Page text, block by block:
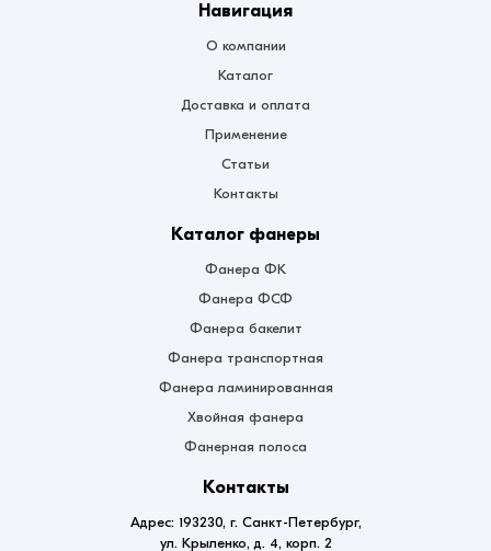
Навигация
О компании
Каталог
Доставка и оплата
Применение
Статьи
Контакты
Каталог фанеры
Фанера ФК
Фанера ФСФ
Фанера бакелит
Фанера транспортная
Фанера ламинированная
Хвойная фанера
Фанерная полоса
Контакты
Адрес: 193230, г. Санкт-Петербург,
ул. Крыленко, д. 4, корп. 2